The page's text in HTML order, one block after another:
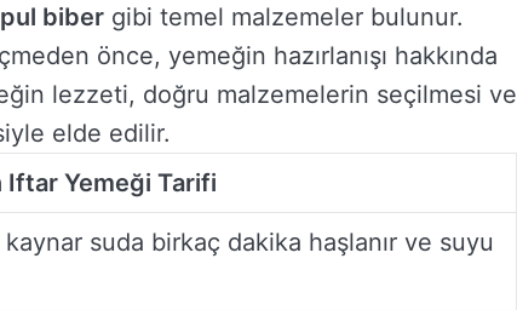
pul biber gibi temel malzemeler bulunur.
önce, yemeğin hazırlanışı hakkında
lezzeti, doğru malzemelerin seçilmesi ve
elde edilir.
Iftar Yemeği Tarifi
suda birkaç dakika haşlanır ve suyu